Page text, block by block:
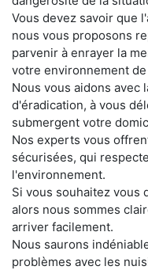
Vous devez savoir que
nous vous proposons
parvenir à enrayer la
votre environnement de
Nous vous aidons avec
d'éradication, à vous
submergent votre
Nos experts vous
sécurisées, qui
l'environnement.
Si vous souhaitez vous
alors nous sommes
arriver facilement.
Nous saurons
problèmes avec les